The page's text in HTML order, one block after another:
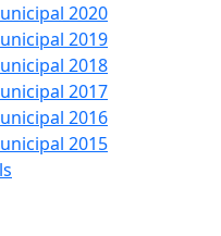
2020
2019
2018
2017
2016
2015